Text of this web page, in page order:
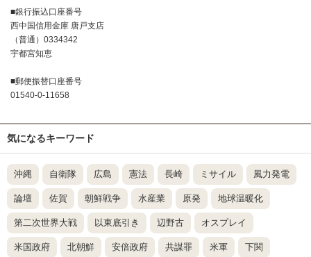
■銀行振込口座番号
西中国信用金庫 唐戸支店
（普通）0334342
宇都宮知恵
■郵便振替口座番号
01540-0-11658
気になるキーワード
沖縄 自衛隊 広島 憲法 長崎 ミサイル 風力発電
論壇 佐賀 朝鮮戦争 水産業 原発 地球温暖化
第二次世界大戦 以東底引き 辺野古 オスプレイ
米国政府 北朝鮮 安倍政府 共謀罪 米軍 下関